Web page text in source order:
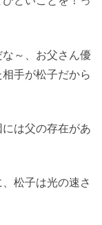
～、お父さん優
手が松子だから
は父の存在があ
松子は光の速さ